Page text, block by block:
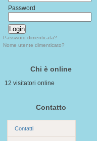
Password
Password dimenticata?
Nome utente dimenticato?
Chi è online
12 visitatori online
Contatto
Contatti